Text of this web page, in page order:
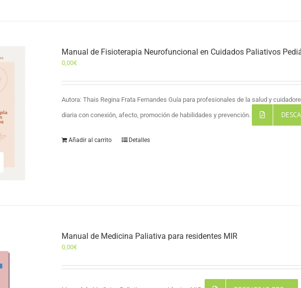
Manual de Fisioterapia Neurofuncional en Cuidados Paliativos
0,00€
Autora: Thais Regina Frata Fernandes Guía para profesionales de la salud y
diaria con conexión, afecto, promoción de habilidades y prevención.
Añadir al carrito Detalles
Manual de Medicina Paliativa para residentes MIR
0,00€